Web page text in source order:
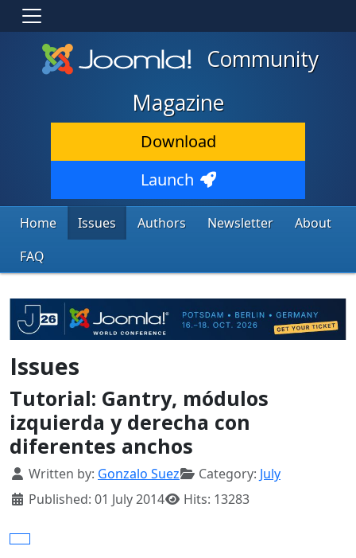
Community
Magazine
Download
Launch
Home Issues Authors Newsletter
About
FAQ
Issues
Tutorial: Gantry, módulos
izquierda y derecha con
diferentes anchos
Details
Written by: Gonzalo Suez Category: July
Published: 01 July 2014
Hits: 13283